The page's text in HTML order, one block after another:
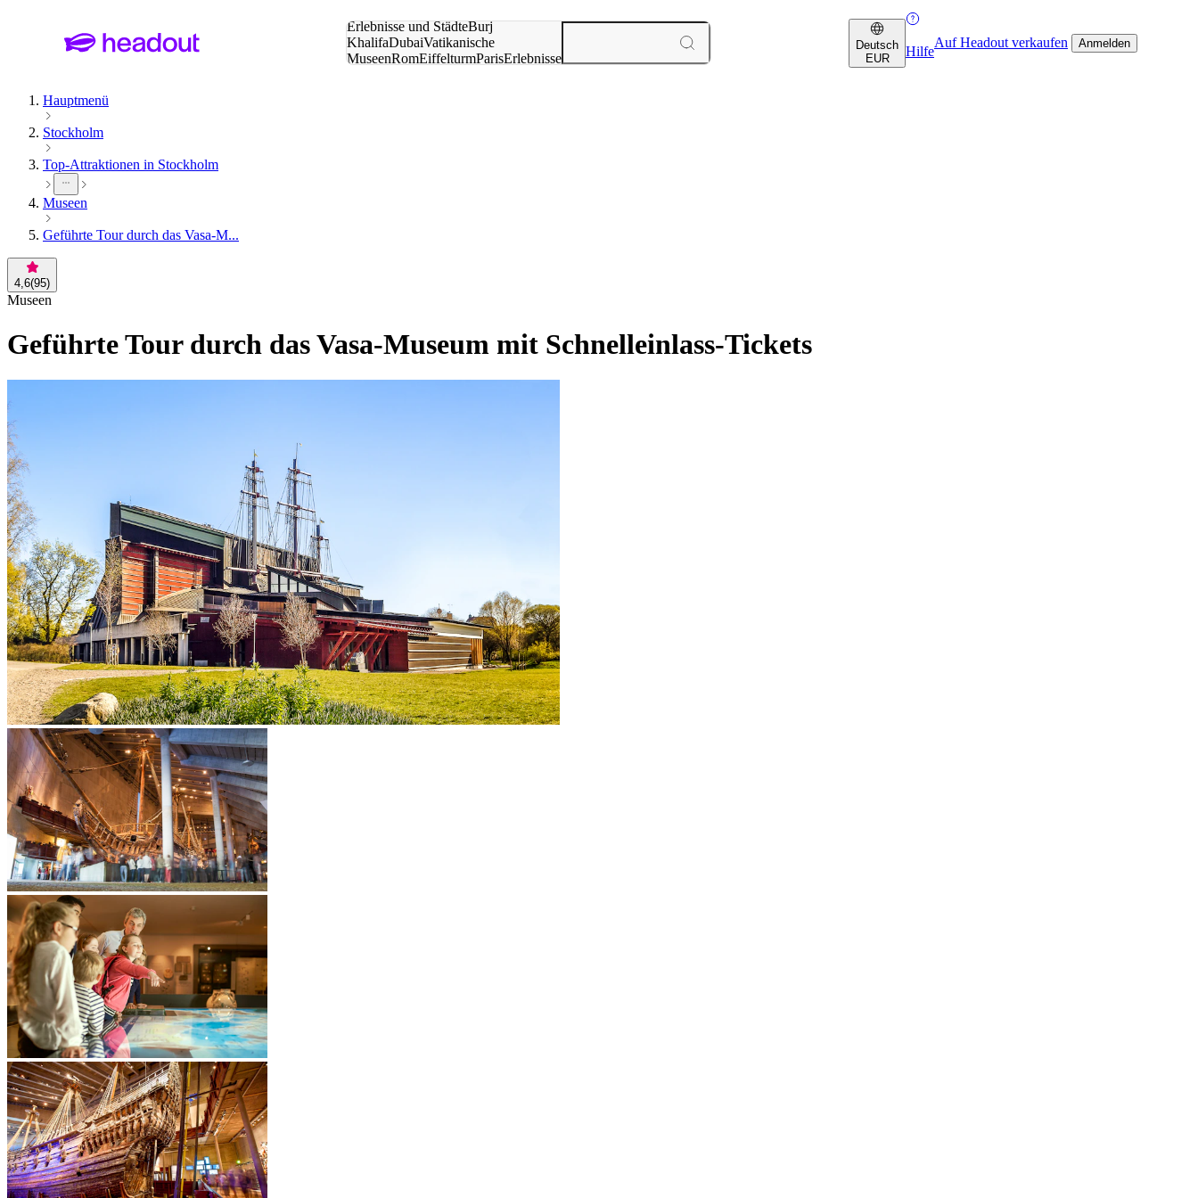
Erlebnisse und StädteBurj
KhalifaDubaiVatikanische
MuseenRomEiffelturmParisErlebnisse
Deutsch
EUR
Hilfe
Auf Headout verkaufen Anmelden
Hauptmenü
Stockholm
Top-Attraktionen in Stockholm
Museen
Geführte Tour durch das Vasa-M...
4,6(95)
Museen
Geführte Tour durch das Vasa-Museum mit Schnelleinlass-Tickets